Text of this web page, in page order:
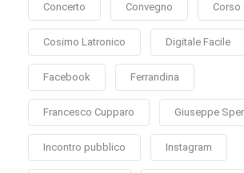
Concerto Convegno
Cosimo Latronico Digitale Facile
Facebook Ferrandina
Francesco Cupparo Giuseppe
Incontro pubblico Instagram